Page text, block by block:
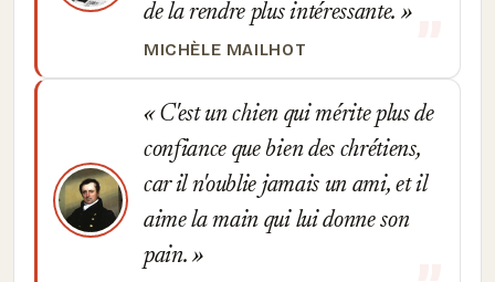
de la rendre plus intéressante.
MICHÈLE MAILHOT
C'est un chien qui mérite plus de
confiance que bien des chrétiens,
car il n'oublie jamais un ami, et il
aime la main qui lui donne son
pain.